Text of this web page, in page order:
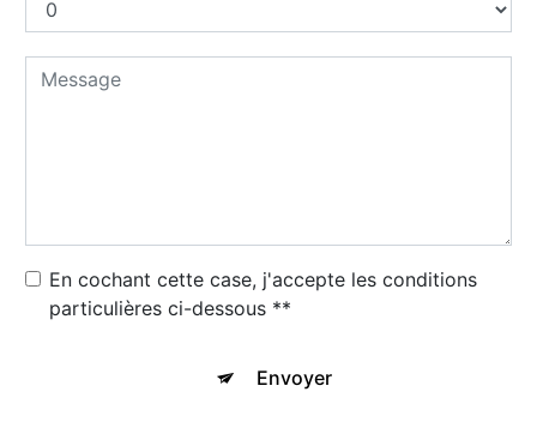
En cochant cette case, j'accepte les conditions
particulières ci-dessous **
Envoyer